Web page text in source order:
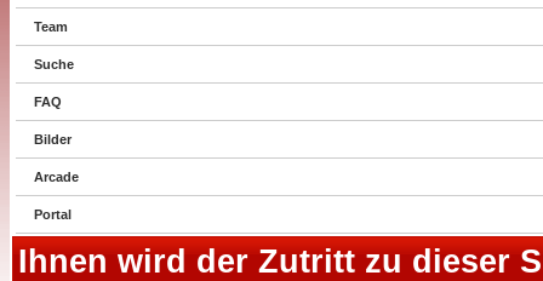
Team
Suche
FAQ
Bilder
Arcade
Portal
Ihnen wird der Zutritt zu dieser